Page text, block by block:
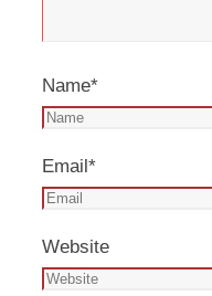
Name*
Email*
Website